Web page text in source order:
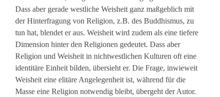
Dass aber gerade westliche Weisheit ganz maßgeblich mit
der Hinterfragung von Religion, z.B. des Buddhismus, zu
tun hat, blendet er aus. Weisheit wird zudem als eine tiefere
Dimension hinter den Religionen gedeutet. Dass aber
Religion und Weisheit in nichtwestlichen Kulturen oft eine
identitäre Einheit bilden, übersieht er. Die Frage, inwieweit
Weisheit eine elitäre Angelegenheit ist, während für die
Masse eine Religion notwendig bleibt, übergeht der Autor.